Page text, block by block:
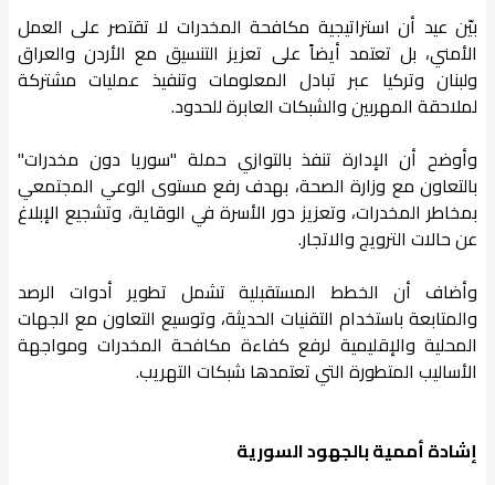
بيّن عيد أن استراتيجية مكافحة المخدرات لا تقتصر على العمل
الأمني، بل تعتمد أيضاً على تعزيز التنسيق مع الأردن والعراق
ولبنان وتركيا عبر تبادل المعلومات وتنفيذ عمليات مشتركة
لملاحقة المهربين والشبكات العابرة للحدود.
وأوضح أن الإدارة تنفذ بالتوازي حملة "سوريا دون مخدرات"
بالتعاون مع وزارة الصحة، بهدف رفع مستوى الوعي المجتمعي
بمخاطر المخدرات، وتعزيز دور الأسرة في الوقاية، وتشجيع الإبلاغ
عن حالات الترويج والاتجار.
وأضاف أن الخطط المستقبلية تشمل تطوير أدوات الرصد
والمتابعة باستخدام التقنيات الحديثة، وتوسيع التعاون مع الجهات
المحلية والإقليمية لرفع كفاءة مكافحة المخدرات ومواجهة
الأساليب المتطورة التي تعتمدها شبكات التهريب.
إشادة أممية بالجهود السورية